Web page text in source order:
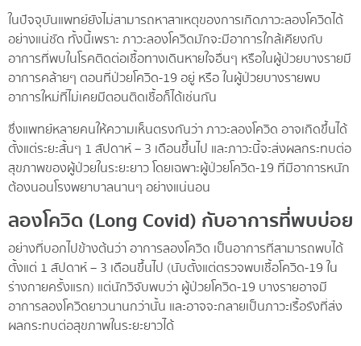
ในปัจจุบันแพทย์ยังไม่สามารถหาสาเหตุของการเกิดภาวะลองโควิดได้
อย่างแน่ชัด ทั้งนี้เพราะ ภาวะลองโควิดมักจะมีอาการใกล้เคียงกับ
อาการที่พบในโรคติดต่อเชื้อทางเดินหายใจอื่นๆ หรือในผู้ป่วยบางรายมี
อาการคล้ายๆ ตอนที่ป่วยโควิด-19 อยู่ หรือ ในผู้ป่วยบางรายพบ
อาการใหม่ที่ไม่เคยมีตอนติดเชื้อก็ได้เช่นกัน
ซึ่งแพทย์หลายคนให้ความเห็นตรงกันว่า ภาวะลองโควิด อาจเกิดขึ้นได้
ตั้งแต่ระยะสั้นๆ 1 สัปดาห์ – 3 เดือนขึ้นไป และภาวะนี้จะส่งผลกระทบต่อ
สุขภาพของผู้ป่วยในระยะยาว โดยเฉพาะผู้ป่วยโควิด-19 ที่มีอาการหนัก
ต้องนอนโรงพยาบาลนานๆ อย่างแน่นอน
ลองโควิด (Long Covid) กับอาการที่พบบ่อย
อย่างที่บอกไปข้างต้นว่า อาการลองโควิด เป็นอาการที่สามารถพบได้
ตั้งแต่ 1 สัปดาห์ – 3 เดือนขึ้นไป (นับตั้งแต่ตรวจพบเชื้อโควิด-19 ใน
ร่างกายครั้งแรก) แต่นักวิจับพบว่า ผู้ป่วยโควิด-19 บางรายอาจมี
อาการลองโควิดยาวนานกว่านั้น และอาจจะกลายเป็นภาวะเรื้อรังที่ส่ง
ผลกระทบต่อสุขภาพในระยะยาวได้